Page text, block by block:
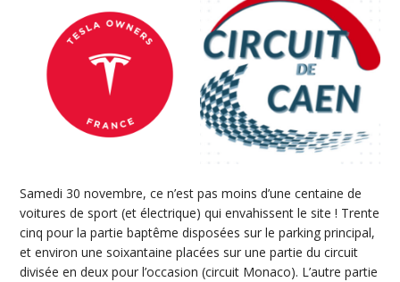
Samedi 30 novembre, ce n’est pas moins d’une centaine de
voitures de sport (et électrique) qui envahissent le site ! Trente
cinq pour la partie baptême disposées sur le parking principal,
et environ une soixantaine placées sur une partie du circuit
divisée en deux pour l’occasion (circuit Monaco). L’autre partie